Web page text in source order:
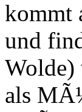
kommt
und
Wolde)
als